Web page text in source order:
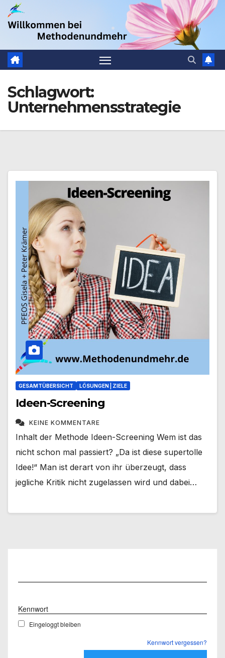
Zum
Inhalt
.
Schlagwort:
Unternehmensstrategie
GESAMTÜBERSICHT LÖSUNGEN | ZIELE
Ideen-Screening
KEINE KOMMENTARE
Inhalt der Methode Ideen-Screening Wem ist das
nicht schon mal passiert? „Da ist diese supertolle
Idee!“ Man ist derart von ihr überzeugt, dass
jegliche Kritik nicht zugelassen wird und dabei…
Kennwort
Eingeloggt bleiben
Kennwort vergessen?